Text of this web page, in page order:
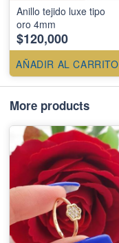
Anillo tejido luxe tipo
oro 4mm
$120,000
AÑADIR AL CARRITO
More products